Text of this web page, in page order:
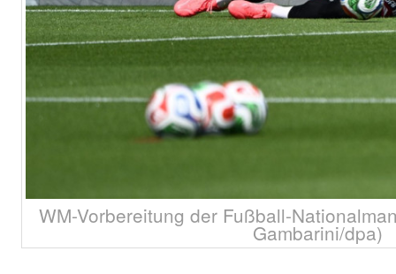
WM-Vorbereitung der Fußball-
Gambarini/dpa)